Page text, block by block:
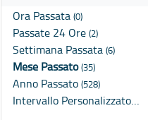
Ora Passata (0)
Passate 24 Ore (2)
Settimana Passata (6)
Mese Passato(35)
Anno Passato (528)
Intervallo Personalizzato…